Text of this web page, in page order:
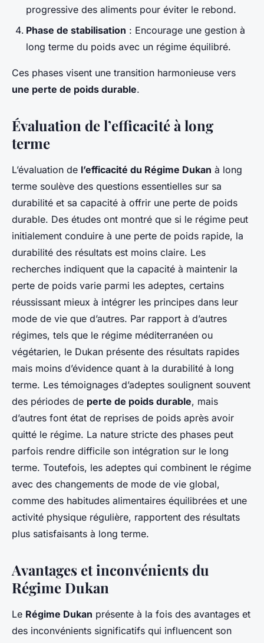
progressive des aliments pour éviter le rebond.
Phase de stabilisation : Encourage une gestion à
long terme du poids avec un régime équilibré.
Ces phases visent une transition harmonieuse vers
une perte de poids durable.
Évaluation de l’efficacité à long
terme
L’évaluation de l’efficacité du Régime Dukan à long
terme soulève des questions essentielles sur sa
durabilité et sa capacité à offrir une perte de poids
durable. Des études ont montré que si le régime peut
initialement conduire à une perte de poids rapide, la
durabilité des résultats est moins claire. Les
recherches indiquent que la capacité à maintenir la
perte de poids varie parmi les adeptes, certains
réussissant mieux à intégrer les principes dans leur
mode de vie que d’autres. Par rapport à d’autres
régimes, tels que le régime méditerranéen ou
végétarien, le Dukan présente des résultats rapides
mais moins d’évidence quant à la durabilité à long
terme. Les témoignages d’adeptes soulignent souvent
des périodes de perte de poids durable, mais
d’autres font état de reprises de poids après avoir
quitté le régime. La nature stricte des phases peut
parfois rendre difficile son intégration sur le long
terme. Toutefois, les adeptes qui combinent le régime
avec des changements de mode de vie global,
comme des habitudes alimentaires équilibrées et une
activité physique régulière, rapportent des résultats
plus satisfaisants à long terme.
Avantages et inconvénients du
Régime Dukan
Le Régime Dukan présente à la fois des avantages et
des inconvénients significatifs qui influencent son